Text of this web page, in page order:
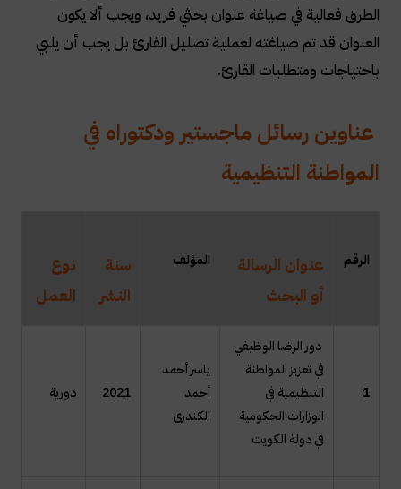
الطرق فعالية في صياغة عنوان بحثي فريد، ويجب ألا يكون
العنوان قد تم صياغته لعملية تضليل القارئ بل يجب أن يلبي
باحتياجات ومتطلبات القارئ.
عناوين رسائل ماجستير ودكتوراه في
المواطنة التنظيمية
الرقم
عنوان الرسالة
أو البحث
المؤلف
سنة
النشر
نوع
العمل
1
دور الرضا الوظيفي
في تعزيز المواطنة
التنظيمية في
الوزارات الحكومية
في دولة الكويت
ياسر أحمد
أحمد
الكندرى
2021 دورية